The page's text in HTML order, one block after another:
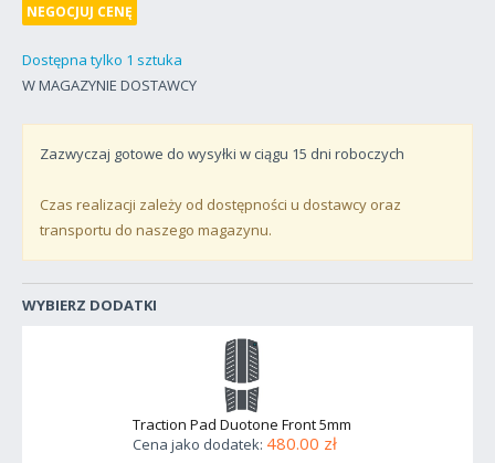
NEGOCJUJ CENĘ
Dostępna tylko 1 sztuka
W MAGAZYNIE DOSTAWCY
Zazwyczaj gotowe do wysyłki w ciągu 15 dni roboczych
Czas realizacji zależy od dostępności u dostawcy oraz
transportu do naszego magazynu.
WYBIERZ DODATKI
Traction Pad Duotone Front 5mm
Cena jako dodatek: 480.00 zł